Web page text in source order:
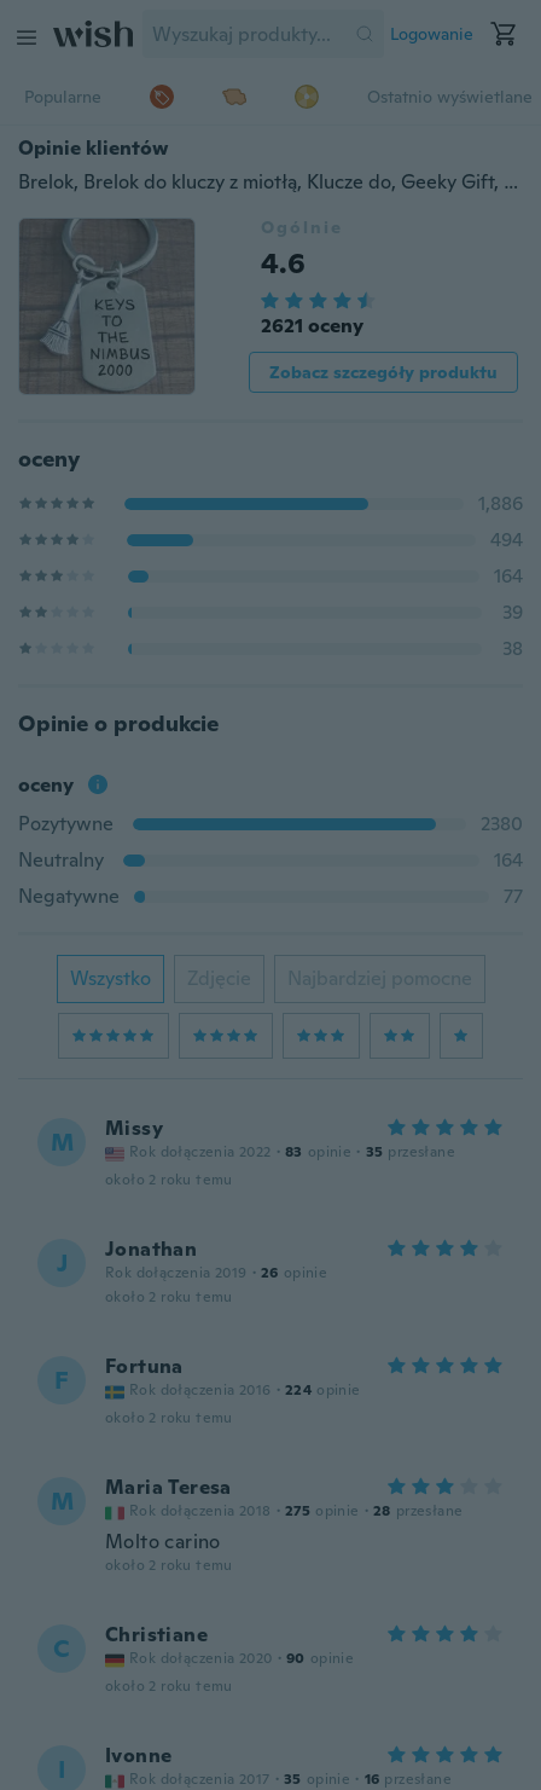
Logowanie
Popularne Ostatnio wyświetlane
Opinie klientów
Brelok, Brelok do kluczy z miotłą, Klucze do, Geeky Gift, Cosplay
Ogólnie
4.6
2621 oceny
Zobacz szczegóły produktu
oceny
1,886
494
164
39
38
Opinie o produkcie
oceny
Pozytywne
2380
Neutralny
164
Negatywne
77
Wszystko Zdjęcie Najbardziej pomocne
M Missy
Rok dołączenia 2022 · 83 opinie · 35 przesłane
około 2 roku temu
J Jonathan
Rok dołączenia 2019 · 26 opinie
około 2 roku temu
F Fortuna
Rok dołączenia 2016 · 224 opinie
około 2 roku temu
M Maria Teresa
Rok dołączenia 2018 · 275 opinie · 28 przesłane
Molto carino
około 2 roku temu
C Christiane
Rok dołączenia 2020 · 90 opinie
około 2 roku temu
I Ivonne
Rok dołączenia 2017 · 35 opinie · 16 przesłane